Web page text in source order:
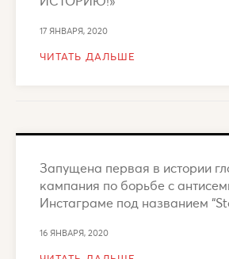
17 ЯНВАРЯ, 2020
ЧИТАТЬ ДАЛЬШЕ
Запущена первая в истории
кампания по борьбе с
Инстаграме под названием
16 ЯНВАРЯ, 2020